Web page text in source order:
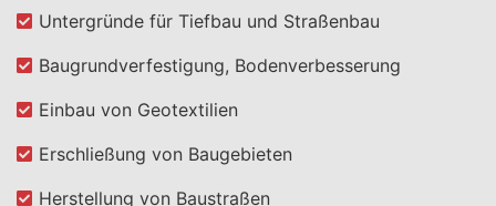
Untergründe für Tiefbau und Straßenbau
Baugrundverfestigung, Bodenverbesserung
Einbau von Geotextilien
Erschließung von Baugebieten
Herstellung von Baustraßen